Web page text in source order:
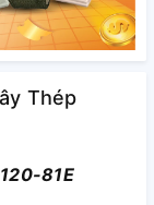
Thép
81E